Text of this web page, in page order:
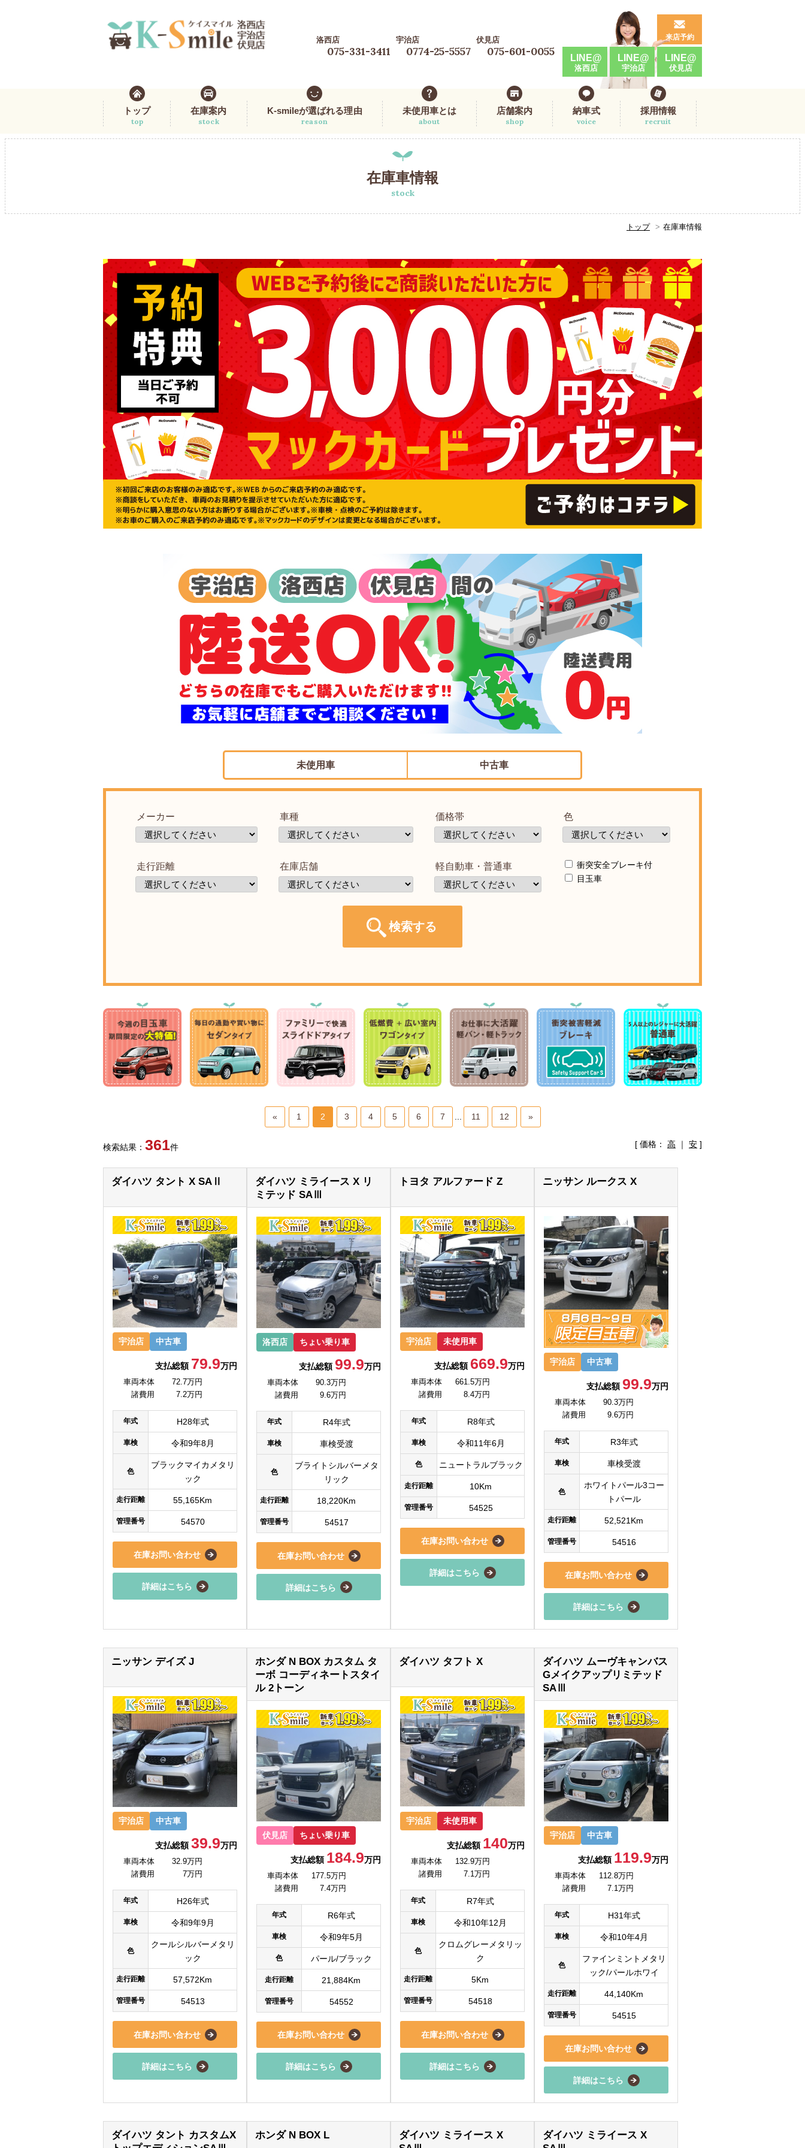
洛西店
075-331-3411
宇治店
0774-25-5557
伏見店
075-601-0055
来店予約
LINE@
洛西店
LINE@
宇治店
LINE@
伏見店
トップ
top
在庫案内
stock
K-smileが選ばれる理由
reason
未使用車とは
about
店舗案内
shop
納車式
voice
採用情報
recruit
在庫車情報
stock
トップ 在庫車情報
未使用車 中古車
メーカー 車種 価格帯 色
走行距離 在庫店舗 軽自動車・普通車
衝突安全ブレーキ付
目玉車
« 1 2 3 4 5 6 7 ... 11 12 »
検索結果： 361件 [ 価格： 高 ｜ 安 ]
ダイハツ タント X SAⅡ
宇治店 中古車
支払総額 79.9万円
車両本体
72.7万円
諸費用
7.2万円
年式 H28年式
車検 令和9年8月
色
ブラックマイカメタリ
ック
走行距離 55,165Km
管理番号 54570
在庫お問い合わせ
詳細はこちら
ダイハツ ミライース X リ
ミテッド SAⅢ
洛西店 ちょい乗り車
支払総額99.9万円
車両本体
90.3万円
諸費用
9.6万円
年式 R4年式
車検 車検受渡
色
ブライトシルバーメタ
リック
走行距離 18,220Km
管理番号 54517
在庫お問い合わせ
詳細はこちら
トヨタ アルファード Z
宇治店 未使用車
支払総額 669.9万円
車両本体
661.5万円
諸費用
8.4万円
年式 R8年式
車検 令和11年6月
色 ニュートラルブラック
走行距離 10Km
管理番号 54525
在庫お問い合わせ
詳細はこちら
ニッサン ルークス X
宇治店 中古車
支払総額99.9万円
車両本体
90.3万円
諸費用
9.6万円
年式 R3年式
車検 車検受渡
色
ホワイトパール3コー
トパール
走行距離 52,521Km
管理番号 54516
在庫お問い合わせ
詳細はこちら
ニッサン デイズ J
宇治店 中古車
支払総額39.9万円
車両本体
32.9万円
諸費用
7万円
年式 H26年式
車検 令和9年9月
色
クールシルバーメタリ
ック
走行距離 57,572Km
管理番号 54513
在庫お問い合わせ
詳細はこちら
ホンダ N BOX カスタム タ
ーボ コーディネートスタイ
ル 2トーン
伏見店 ちょい乗り車
支払総額 184.9万円
車両本体
177.5万円
諸費用
7.4万円
年式 R6年式
車検 令和9年5月
色 パール/ブラック
走行距離 21,884Km
管理番号 54552
在庫お問い合わせ
詳細はこちら
ダイハツ タフト X
宇治店 未使用車
支払総額 140万円
車両本体
132.9万円
諸費用
7.1万円
年式 R7年式
車検 令和10年12月
色
クロムグレーメタリッ
ク
走行距離 5Km
管理番号 54518
在庫お問い合わせ
詳細はこちら
ダイハツ ムーヴキャンバス
Gメイクアップリミテッド
SAⅢ
宇治店 中古車
支払総額 119.9万円
車両本体
112.8万円
諸費用
7.1万円
年式 H31年式
車検 令和10年4月
色
ファインミントメタリ
ック/パールホワイ
走行距離 44,140Km
管理番号 54515
在庫お問い合わせ
詳細はこちら
ダイハツ タント カスタムX
ホンダ N BOX L
ダイハツ ミライース X
ダイハツ ミライース X